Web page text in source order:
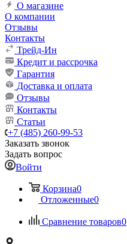
О магазине
О компании
Отзывы
Контакты
Трейд-Ин
Кредит и рассрочка
Гарантия
Доставка и оплата
Отзывы
Контакты
Статьи
+7 (485) 260-99-53
Заказать звонок
Задать вопрос
Войти
Корзина0
Отложенные0
Сравнение товаров0